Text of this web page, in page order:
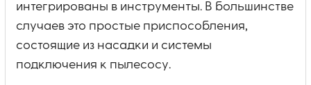
интегрированы в инструменты. В большинстве
случаев это простые приспособления,
состоящие из насадки и системы
подключения к пылесосу.